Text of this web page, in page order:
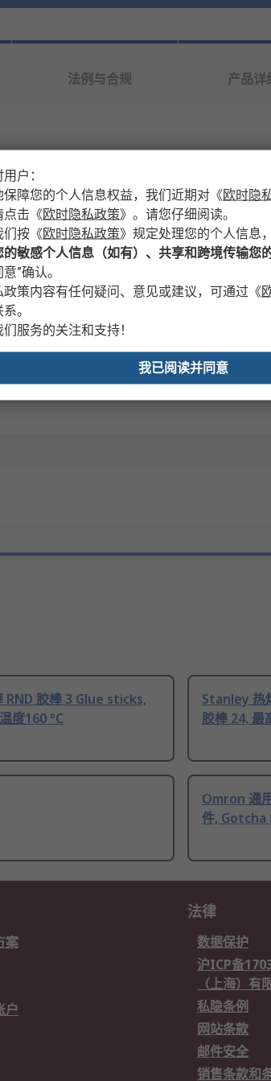
法例与合规 产品详
12mm All Purpose Transparent Glue Stick
RND 胶棒 3 Glue sticks,
度160 °C
Stanley 热
胶棒 24, 最
Omron 通
件, Gotcha
案
户
法律
数据保护
沪ICP备
（上海）有
私隐条例
网站条款
邮件安全
销售条款和
户：
保障您的个人信息权益，我们近期对 《欧时隐
点击 《欧时隐私政策》 。请您仔细阅读。
们按 《欧时隐私政策》 规定处理您的个人信息
的敏感个人信息（如有）、共享和跨境传输您
”确认。
策内容有任何疑问、意见或建议，可通过 《
。
服务的关注和支持！
我已阅读并同意